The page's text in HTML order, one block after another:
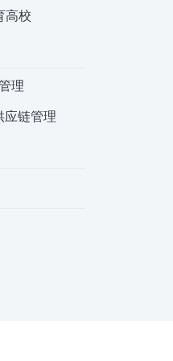
高校
理
应链管理